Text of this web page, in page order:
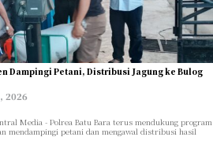
Dampingi Petani, Distribusi Jagung ke Bulog
2026
Media - Polrea Batu Bara terus mendukung program
mendampingi petani dan mengawal distribusi hasil